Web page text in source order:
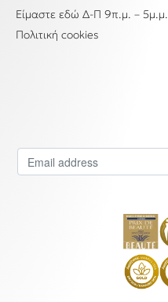
Είμαστε εδώ Δ-Π 9π.μ. – 5μ.μ.
Πολιτική cookies